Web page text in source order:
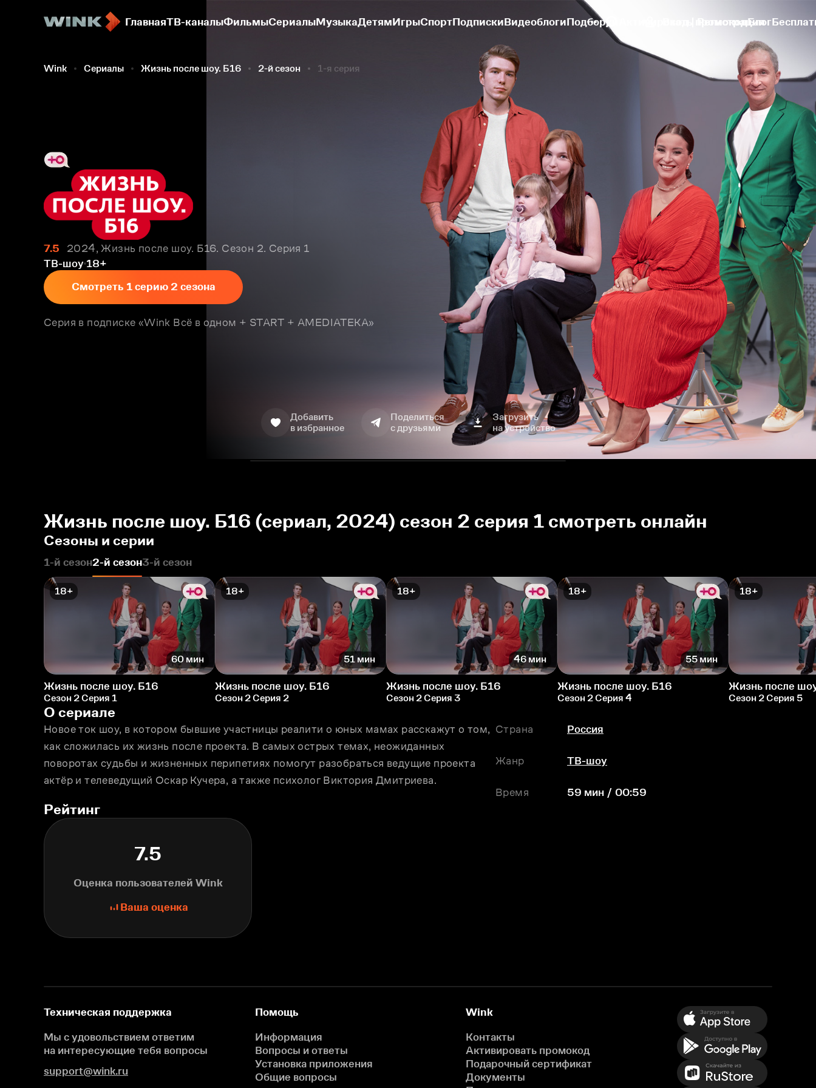
ГлавнаяТВ-каналыФильмыСериалыМузыкаДетямИгрыСпортПодпискиВидеоблогиПодборки Активировать промокодБлог
Вход | Регистрация
Wink Сериалы Жизнь после шоу. Б16 2-й сезон 1-я серия
7.5
2024, Жизнь после шоу. Б16. Сезон 2. Серия 1
ТВ-шоу 18+
Смотреть 1 серию 2 сезона
Серия в подписке «Wink Всё в одном + START + AMEDIATEKA»
Добавить
в избранное
Поделиться
с друзьями
Загрузить
на устройство
Жизнь после шоу. Б16 (сериал, 2024) сезон 2 серия 1 смотреть онлайн
Сезоны и серии
1-й сезон2-й сезон3-й сезон
18+
60 мин
Жизнь после шоу. Б16
Сезон 2 Серия 1
18+
51 мин
Жизнь после шоу. Б16
Сезон 2 Серия 2
18+
46 мин
Жизнь после шоу. Б16
Сезон 2 Серия 3
18+
55 мин
Жизнь после шоу. Б16
Сезон 2 Серия 4
18+
Жизнь после
Сезон 2 Серия 5
О сериале
Новое ток шоу, в котором бывшие участницы реалити о юных мамах расскажут о том,
как сложилась их жизнь после проекта. В самых острых темах, неожиданных
поворотах судьбы и жизненных перипетиях помогут разобраться ведущие проекта
актёр и телеведущий Оскар Кучера, а также психолог Виктория Дмитриева.
Страна Россия
Жанр ТВ-шоу
Время 59 мин / 00:59
Рейтинг
7.5
Оценка пользователей Wink
Ваша оценка
Техническая поддержка
Мы с удовольствием ответим
на интересующие тебя вопросы
support@wink.ru
Помощь
Информация
Вопросы и ответы
Установка приложения
Общие вопросы
Wink
Контакты
Активировать промокод
Подарочный сертификат
Документы